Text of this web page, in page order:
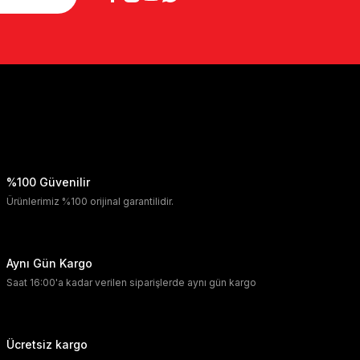
%100 Güvenilir
Ürünlerimiz %100 orijinal garantilidir.
Aynı Gün Kargo
Saat 16:00'a kadar verilen siparişlerde aynı gün kargo
Ücretsiz kargo